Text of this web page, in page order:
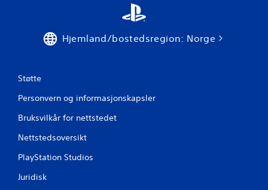
Hjemland/bostedsregion: Norge
Støtte
Personvern og informasjonskapsler
Bruksvilkår for nettstedet
Nettstedsoversikt
PlayStation Studios
Juridisk